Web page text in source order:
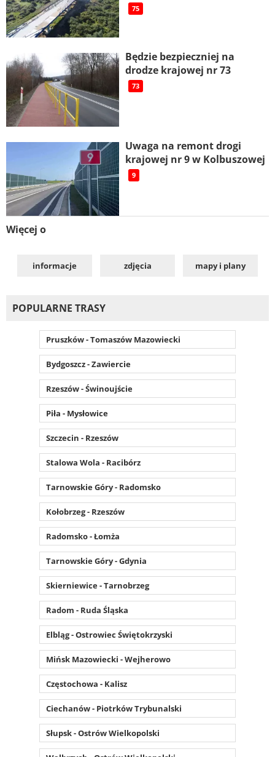
75
Będzie bezpieczniej na
drodze krajowej nr 73
73
Uwaga na remont drogi
krajowej nr 9 w Kolbuszowej
9
Więcej o
informacje zdjęcia mapy i plany
POPULARNE TRASY
Pruszków - Tomaszów Mazowiecki
Bydgoszcz - Zawiercie
Rzeszów - Świnoujście
Piła - Mysłowice
Szczecin - Rzeszów
Stalowa Wola - Racibórz
Tarnowskie Góry - Radomsko
Kołobrzeg - Rzeszów
Radomsko - Łomża
Tarnowskie Góry - Gdynia
Skierniewice - Tarnobrzeg
Radom - Ruda Śląska
Elbląg - Ostrowiec Świętokrzyski
Mińsk Mazowiecki - Wejherowo
Częstochowa - Kalisz
Ciechanów - Piotrków Trybunalski
Słupsk - Ostrów Wielkopolski